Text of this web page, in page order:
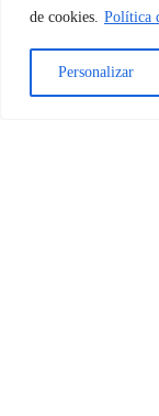
de cookies. Política
Personalizar